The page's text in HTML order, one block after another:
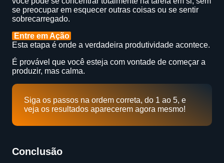
se preocupar em esquecer outras coisas ou se sentir
sobrecarregado.
Entre em Ação
Esta etapa é onde a verdadeira produtividade acontece.
É provável que você esteja com vontade de começar a
produzir, mas calma.
Siga os passos na ordem correta, do 1 ao 5, e
veja os resultados aparecerem agora mesmo!
Conclusão